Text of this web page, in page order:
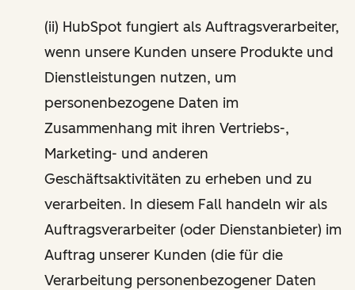
(ii) HubSpot fungiert als Auftragsverarbeiter,
wenn unsere Kunden unsere Produkte und
Dienstleistungen nutzen, um
personenbezogene Daten im
Zusammenhang mit ihren Vertriebs-,
Marketing- und anderen
Geschäftsaktivitäten zu erheben und zu
verarbeiten. In diesem Fall handeln wir als
Auftragsverarbeiter (oder Dienstanbieter) im
Auftrag unserer Kunden (die für die
Verarbeitung personenbezogener Daten